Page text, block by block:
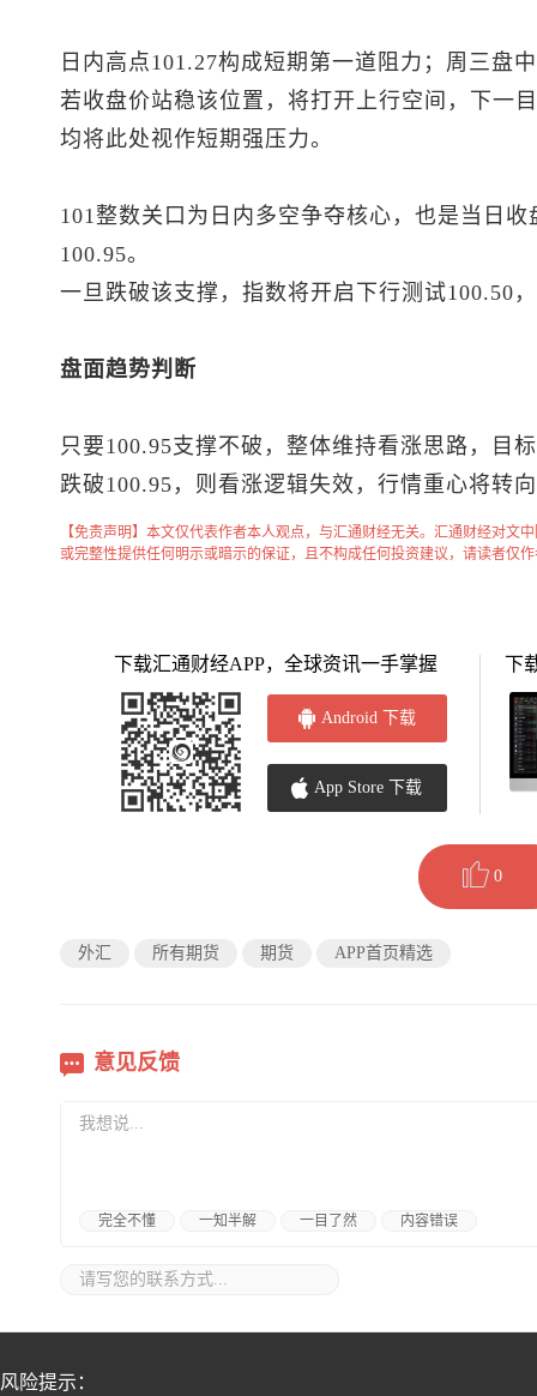
日内高点101.27构成短期第一道阻力；周三盘
若收盘价站稳该位置，将打开上行空间，下一
均将此处视作短期强压力。
101整数关口为日内多空争夺核心，也是当日
100.95。
一旦跌破该支撑，指数将开启下行测试100.50
盘面趋势判断
只要100.95支撑不破，整体维持看涨思路，目
跌破100.95，则看涨逻辑失效，行情重心将转
【免责声明】本文仅代表作者本人观点，与汇通财经无关。汇通财经对文
或完整性提供任何明示或暗示的保证，且不构成任何投资建议，请读者仅
下载汇通财经APP，全球资讯一手掌握
Android 下载
App Store 下载
下
0
外汇 所有期货 期货 APP首页精选
意见反馈
完全不懂 一知半解 一目了然 内容错误
风险提示：